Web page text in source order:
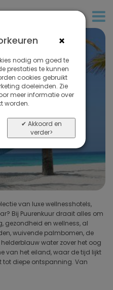
en
op
palmbomen..
van luxe wellnesshotels,
Bij Puurenkuur draait alles om
gezondheid en wellness, al
wuivende palmbomen, de
water zover het oog
van het eiland, waar de tijd lijkt
diepe ontspanning. Van
spa resorts die moderne
tradities: Zanzibar is de
onthaasten, herstellen en
×
nodig om goed te
prestaties te kunnen
cookies gebruikt
doeleinden. Zie
meer informatie over
worden.
✔ Akkoord en
verder>